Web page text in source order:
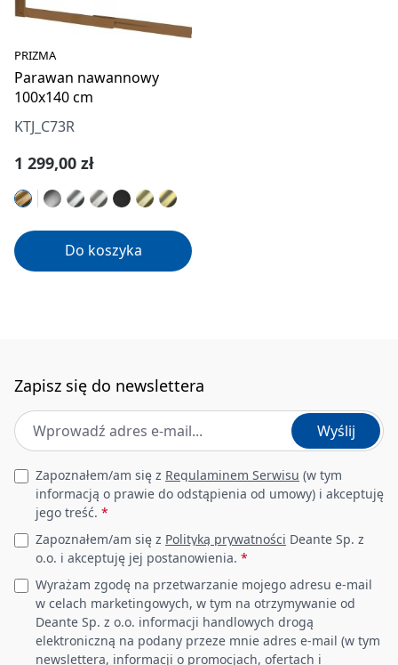
PRIZMA
Parawan nawannowy
100x140 cm
KTJ_C73R
Cena regularna:
1 299,00 zł
Do koszyka
Zapisz się do newslettera
Adres e-mail *
Wyślij
Leave this field empty
Zapoznałem/am się z Regulaminem Serwisu (w tym
informacją o prawie do odstąpienia od umowy) i akceptuję
jego treść. *
Zapoznałem/am się z Polityką prywatności Deante Sp. z
o.o. i akceptuję jej postanowienia. *
Wyrażam zgodę na przetwarzanie mojego adresu e-mail
w celach marketingowych, w tym na otrzymywanie od
Deante Sp. z o.o. informacji handlowych drogą
elektroniczną na podany przeze mnie adres e-mail (w tym
newslettera, informacji o promocjach, ofertach i